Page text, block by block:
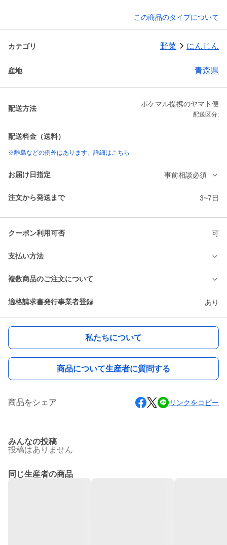
この商品のタイプについて
カテゴリ 野菜 にんじん
産地 青森県
配送方法
ポケマル提携のヤマト便
配送区分:
配送料金（送料）
※離島などの例外はあります。詳細はこちら
お届け日指定 事前相談必須
注文から発送まで 3~7日
クーポン利用可否 可
支払い方法
複数商品のご注文について
適格請求書発行事業者登録 あり
私たちについて
商品について生産者に質問する
商品をシェア リンクをコピー
みんなの投稿
投稿はありません
同じ生産者の商品